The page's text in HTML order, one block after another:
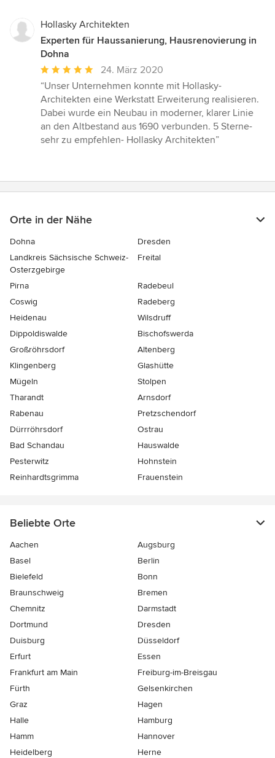
Hollasky Architekten
Experten für Haussanierung, Hausrenovierung in
Dohna
Durchschnittliche
Bewertung:
5
von
5
Sternen
24. März 2020
“Unser Unternehmen konnte mit Hollasky-
Architekten eine Werkstatt Erweiterung realisieren.
Dabei wurde ein Neubau in moderner, klarer Linie
an den Altbestand aus 1690 verbunden. 5 Sterne-
sehr zu empfehlen- Hollasky Architekten”
Orte in der Nähe
Dohna
Dresden
Landkreis Sächsische Schweiz-
Osterzgebirge
Freital
Pirna
Radebeul
Coswig
Radeberg
Heidenau
Wilsdruff
Dippoldiswalde
Bischofswerda
Großröhrsdorf
Altenberg
Klingenberg
Glashütte
Mügeln
Stolpen
Tharandt
Arnsdorf
Rabenau
Pretzschendorf
Dürrröhrsdorf
Ostrau
Bad Schandau
Hauswalde
Pesterwitz
Hohnstein
Reinhardtsgrimma
Frauenstein
Beliebte Orte
Aachen
Augsburg
Basel
Berlin
Bielefeld
Bonn
Braunschweig
Bremen
Chemnitz
Darmstadt
Dortmund
Dresden
Duisburg
Düsseldorf
Erfurt
Essen
Frankfurt am Main
Freiburg-im-Breisgau
Fürth
Gelsenkirchen
Graz
Hagen
Halle
Hamburg
Hamm
Hannover
Heidelberg
Herne